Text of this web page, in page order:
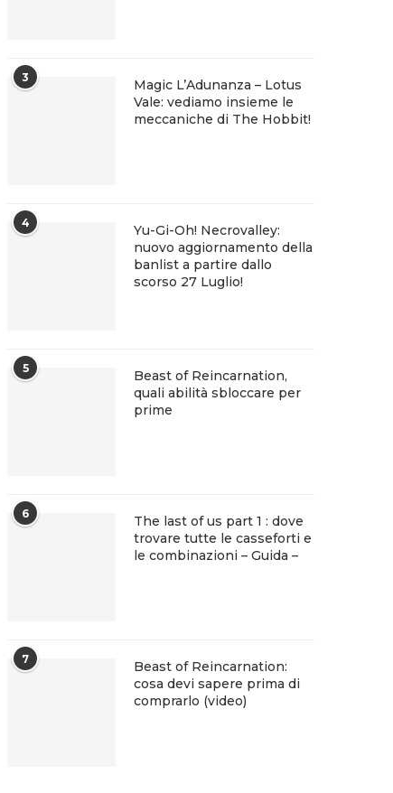
3
Magic L’Adunanza – Lotus
Vale: vediamo insieme le
meccaniche di The Hobbit!
4
Yu-Gi-Oh! Necrovalley:
nuovo aggiornamento della
banlist a partire dallo
scorso 27 Luglio!
5
Beast of Reincarnation,
quali abilità sbloccare per
prime
6
The last of us part 1 : dove
trovare tutte le casseforti e
le combinazioni – Guida –
7
Beast of Reincarnation:
cosa devi sapere prima di
comprarlo (video)